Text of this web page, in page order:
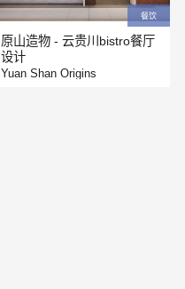
餐饮
原山造物 - 云贵川bistro餐厅
设计
Yuan Shan Origins